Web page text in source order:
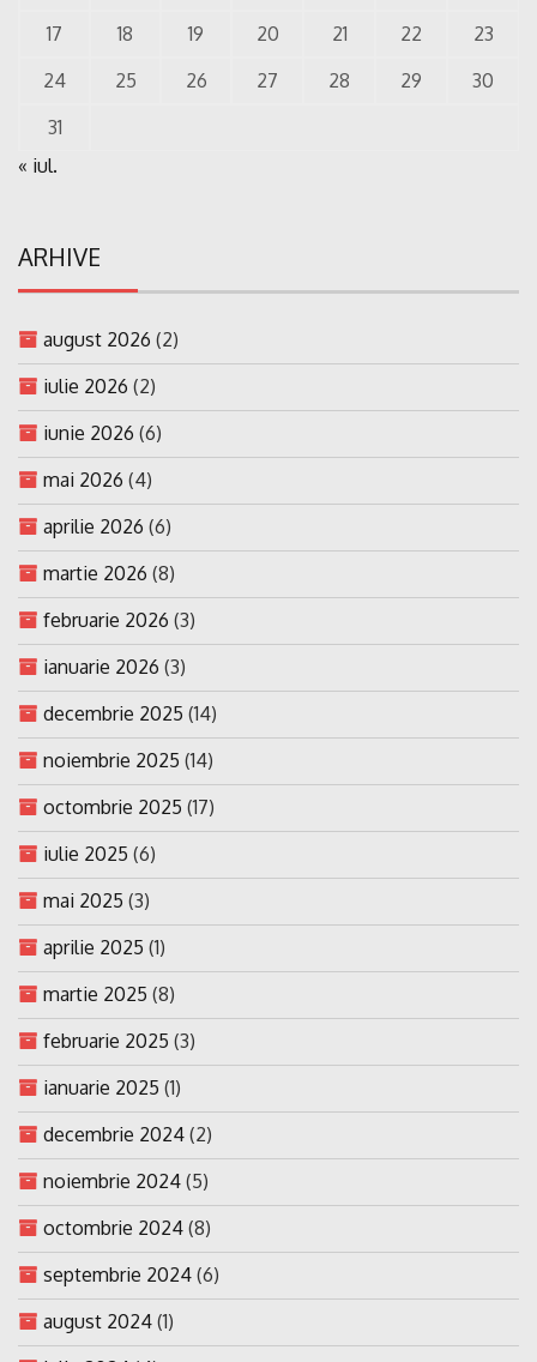
17
18 19 20 21 22
23
24
25 26 27 28 29
30
31
« iul.
ARHIVE
august 2026 (2)
iulie 2026 (2)
iunie 2026 (6)
mai 2026 (4)
aprilie 2026 (6)
martie 2026 (8)
februarie 2026 (3)
ianuarie 2026 (3)
decembrie 2025 (14)
noiembrie 2025 (14)
octombrie 2025 (17)
iulie 2025 (6)
mai 2025 (3)
aprilie 2025 (1)
martie 2025 (8)
februarie 2025 (3)
ianuarie 2025 (1)
decembrie 2024 (2)
noiembrie 2024 (5)
octombrie 2024 (8)
septembrie 2024 (6)
august 2024 (1)